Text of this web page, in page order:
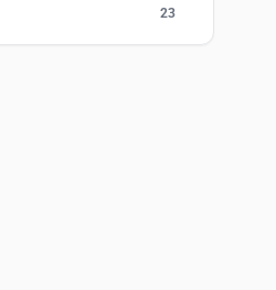
23